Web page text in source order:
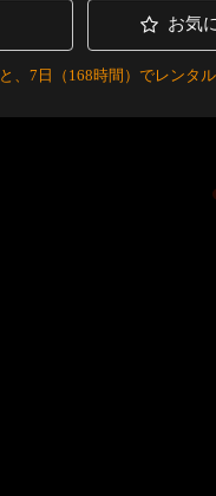
お気
7日（168時間）でレンタル